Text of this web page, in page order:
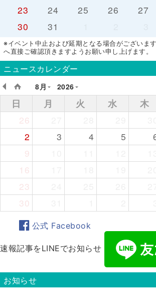
23
24 25 26 27
30
31
※イベント中止および延期となる場合がございま
へ直接ご確認頂きますようお願い申し上げます。
ニュースカレンダー
8月
2026
日 月 火 水 木
26
2
3 4 5
9
16
23
30
公式 Facebook
速報記事をLINEでお知らせ
お知らせ